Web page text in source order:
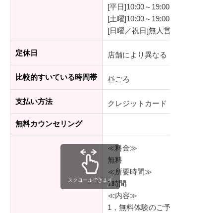
[平日]10:00～19:00
[土曜]10:00～19:00
[日曜／祝日]無人営業
定休日 店舗により異なる
比較的すいている時間帯 昼ごろ
支払い方法 クレジットカード
無料カウンセリング
≪料金≫
無料
≪所要時間≫
1時間
≪内容≫
1，無料体験のご予約
スクロールできます